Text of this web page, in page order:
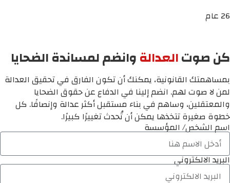
26 عام
كن صوتالعدالةوانضم لمساندة الضحايا
بمساهمتك القانونية، يمكنك أن تكون الفارق في تحقيق العدالة
لمن لا صوت لهم. انضم إلينا في الدفاع عن حقوق الضحايا
والمعتقلين، وساهم في بناء مستقبل أكثر عدالة وإنصافًا. كل
خطوة صغيرة تتخذها يمكن أن تُحدث تغييرًا كبيرًا.
اسم الشخص/ المؤسسة
البريد الالكتروني